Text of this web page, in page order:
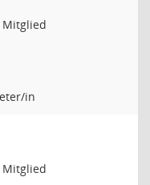
Mitglied
in
Mitglied